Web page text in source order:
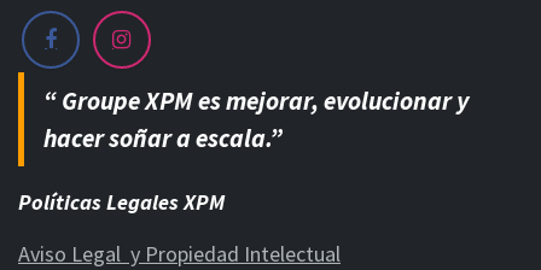
“ Groupe XPM es mejorar, evolucionar y
hacer soñar a escala.”
Políticas Legales XPM
Aviso Legal y Propiedad Intelectual